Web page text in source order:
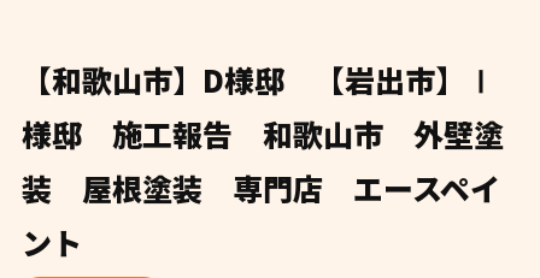
【和歌山市】D様邸 【岩出市】Ⅰ
様邸 施工報告 和歌山市 外壁塗
装 屋根塗装 専門店 エースペイ
ント